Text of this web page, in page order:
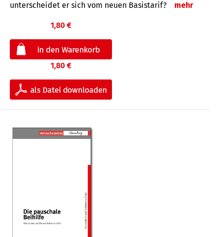
unterscheidet er sich vom neuen Basistarif?
mehr
1,80 €
1,80 €